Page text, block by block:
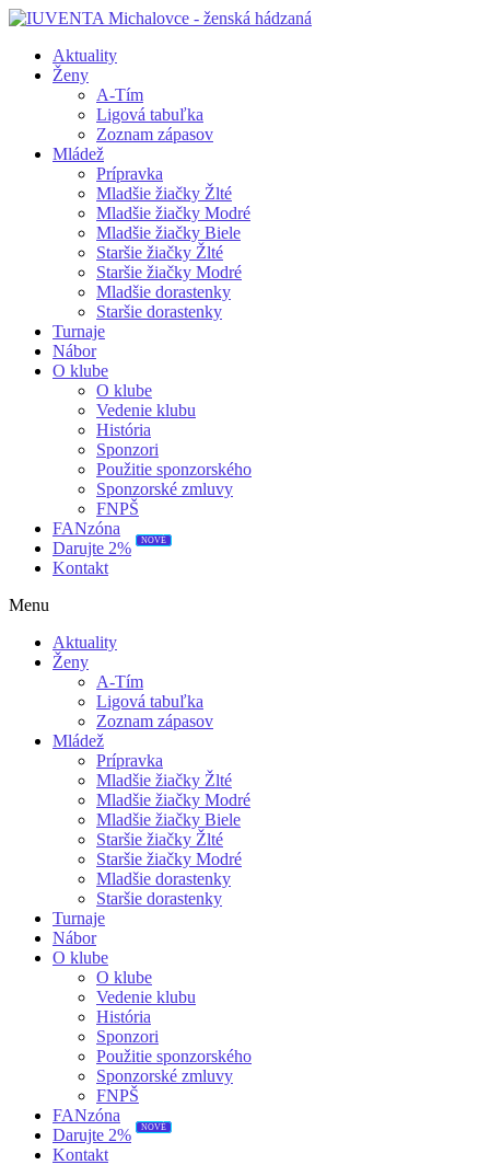
Aktuality
Ženy
A-Tím
Ligová tabuľka
Zoznam zápasov
Mládež
Prípravka
Mladšie žiačky Žlté
Mladšie žiačky Modré
Mladšie žiačky Biele
Staršie žiačky Žlté
Staršie žiačky Modré
Mladšie dorastenky
Staršie dorastenky
Turnaje
Nábor
O klube
O klube
Vedenie klubu
História
Sponzori
Použitie sponzorského
Sponzorské zmluvy
FNPŠ
FANzóna
Darujte 2%
NOVÉ
Kontakt
Menu
Aktuality
Ženy
A-Tím
Ligová tabuľka
Zoznam zápasov
Mládež
Prípravka
Mladšie žiačky Žlté
Mladšie žiačky Modré
Mladšie žiačky Biele
Staršie žiačky Žlté
Staršie žiačky Modré
Mladšie dorastenky
Staršie dorastenky
Turnaje
Nábor
O klube
O klube
Vedenie klubu
História
Sponzori
Použitie sponzorského
Sponzorské zmluvy
FNPŠ
FANzóna
Darujte 2%
NOVÉ
Kontakt